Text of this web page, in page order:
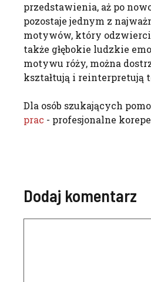
przedstawienia, aż po
pozostaje jednym z
motywów, który
także głębokie ludzkie
motywu róży, można
kształtują i reinterpretują
Dla osób szukających
prac - profesjonalne
Dodaj komentarz